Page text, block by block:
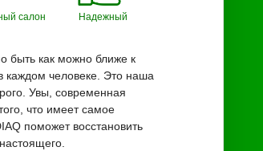
салон Надежный
быть как можно ближе к
каждом человеке. Это наша
Увы, современная
что имеет самое
поможет восстановить